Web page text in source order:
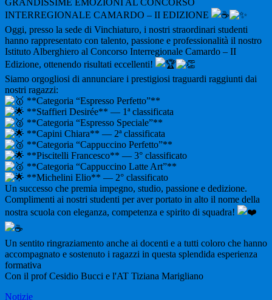
GRANDISSIME EMOZIONI AL CONCORSO
INTERREGIONALE CAMARDO – II EDIZIONE
Oggi, presso la sede di Vinchiaturo, i nostri straordinari studenti
hanno rappresentato con talento, passione e professionalità il nostro
Istituto Alberghiero al Concorso Interregionale Camardo – II
Edizione, ottenendo risultati eccellenti!
Siamo orgogliosi di annunciare i prestigiosi traguardi raggiunti dai
nostri ragazzi:
**Categoria “Espresso Perfetto”**
**Staffieri Desirée** — 1ª classificata
**Categoria “Espresso Speciale”**
**Capini Chiara** — 2ª classificata
**Categoria “Cappuccino Perfetto”**
**Piscitelli Francesco** — 3° classificato
**Categoria “Cappuccino Latte Art”**
**Michelini Elio** — 2° classificato
Un successo che premia impegno, studio, passione e dedizione.
Complimenti ai nostri studenti per aver portato in alto il nome della
nostra scuola con eleganza, competenza e spirito di squadra!
Un sentito ringraziamento anche ai docenti e a tutti coloro che hanno
accompagnato e sostenuto i ragazzi in questa splendida esperienza
formativa
Con il prof Cesidio Bucci e l'AT Tiziana Marigliano
Notizie